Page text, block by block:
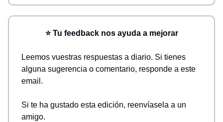
⭐ Tu feedback nos ayuda a mejorar
Leemos vuestras respuestas a diario. Si tienes
alguna sugerencia o comentario, responde a este
email.
Si te ha gustado esta edición, reenvíasela a un
amigo.